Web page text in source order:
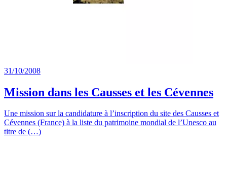
31/10/2008
Mission dans les Causses et les Cévennes
Une mission sur la candidature à l’inscription du site des Causses et
Cévennes (France) à la liste du patrimoine mondial de l’Unesco au
titre de (…)